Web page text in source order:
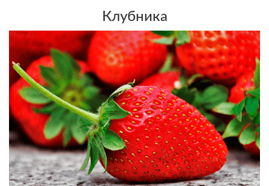
Клубника